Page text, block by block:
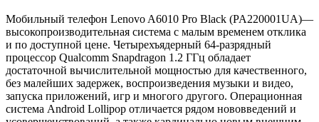
Мобильный телефон Lenovo A6010 Pro Black (PA220001UA)—
высокопроизводительная система с малым временем отклика
и по доступной цене. Четырехъядерный 64-разрядный
процессор Qualcomm Snapdragon 1.2 ГГц обладает
достаточной вычислительной мощностью для качественного,
без малейших задержек, воспроизведения музыки и видео,
запуска приложений, игр и многого другого. Операционная
система Android Lollipop отличается рядом нововведений и